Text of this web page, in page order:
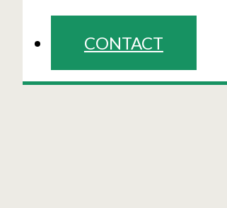
CONTACT